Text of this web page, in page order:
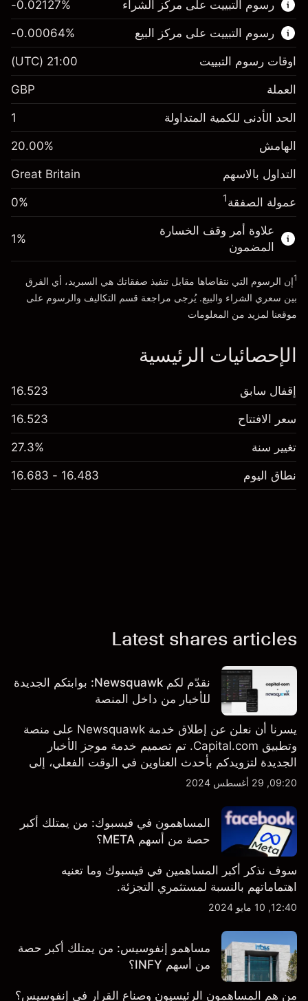
الفروقات.
اعرف المزيد عن:
عقود الفروقات
رسوم التبييت على مركز الشراء
الهامش. استثمارك £1,000.00
-0.021273
%
(-£1.06)
حجم التداول مع الرافعة المالية ~ $
المال من الرافعة المالية ~
الذهاب إلى المنصة
-0.02127%
رسوم التبييت على مركز البيع
الهامش. استثمارك £1,000.00
رسم المبيت
-0.000645
%
(-£0.03)
حجم التداول مع الرافعة المالية ~ $
المال من الرافعة المالية ~
-0.00064%
اوقات رسوم التبييت 21:00
(UTC)
العملة GBP
الحد الأدنى للكمية المتداولة 1
الهامش 20.00%
التداول بالاسهم Great Britain
عمولة الصفقة1
0%
علاوة أمر وقف الخسارة
المضمون
1%
1إن الرسوم التي نتقاضاها مقابل تنفيذ صفقاتك هي السبريد، أي الفرق
بين سعري الشراء والبيع. يُرجى مراجعة قسم التكاليف والرسوم على
موقعنا لمزيد من المعلومات
الإحصائيات الرئيسية
إقفال سابق 16.523
سعر الافتتاح 16.523
تغيير سنة 27.3%
نطاق اليوم 16.483 - 16.683
Latest shares articles
نقدّم لكم Newsquawk: بوابتكم الجديدة
للأخبار من داخل المنصة
يسرنا أن نعلن عن إطلاق خدمة Newsquawk على منصة
وتطبيق Capital.com. تم تصميم خدمة موجز الأخبار
الجديدة لتزويدكم بأحدث العناوين في الوقت الفعلي، إلى
جانب قصص إخبارية مخصصة وتقارير تحليلية متعمقة - وكل
بالضبط.
09:20, 29 أغسطس 2024
المساهمون في فيسبوك: من يمتلك أكبر
حصة من أسهم META؟
سوف نذكر أكبر المساهمين في فيسبوك وما تعنيه
اهتماماتهم بالنسبة لمستثمري التجزئة.
12:40, 10 مايو 2024
مساهمو إنفوسيس: من يمتلك أكبر حصة
من أسهم INFY؟
من هم المساهمون الرئيسيون وصناع القرار في إنفوسيس؟